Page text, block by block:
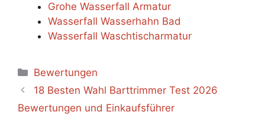
Grohe Wasserfall Armatur
Wasserfall Wasserhahn Bad
Wasserfall Waschtischarmatur
Categories
Bewertungen
18 Besten Wahl Barttrimmer Test 2026
Bewertungen und Einkaufsführer